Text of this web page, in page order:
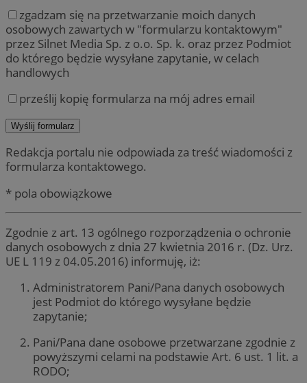
zgadzam się na przetwarzanie moich danych
osobowych zawartych w "formularzu kontaktowym"
przez Silnet Media Sp. z o.o. Sp. k. oraz przez Podmiot
do którego będzie wysyłane zapytanie, w celach
handlowych
prześlij kopię formularza na mój adres email
Redakcja portalu nie odpowiada za treść wiadomości z
formularza kontaktowego.
* pola obowiązkowe
Zgodnie z art. 13 ogólnego rozporządzenia o ochronie
danych osobowych z dnia 27 kwietnia 2016 r. (Dz. Urz.
UE L 119 z 04.05.2016) informuję, iż:
Administratorem Pani/Pana danych osobowych
jest Podmiot do którego wysyłane będzie
zapytanie;
Pani/Pana dane osobowe przetwarzane zgodnie z
powyższymi celami na podstawie Art. 6 ust. 1 lit. a
RODO;